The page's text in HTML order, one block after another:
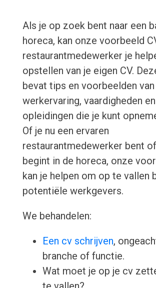
Als je op zoek bent naar een
horeca, kan onze voorbeeld
restaurantmedewerker je
opstellen van je eigen CV.
bevat tips en voorbeelden
werkervaring, vaardigheden en
opleidingen die je kunt
Of je nu een ervaren
restaurantmedewerker bent
begint in de horeca, onze
kan je helpen om op te vallen
potentiële werkgevers.
We behandelen:
Een cv schrijven,
branche of functie.
Wat moet je op je cv